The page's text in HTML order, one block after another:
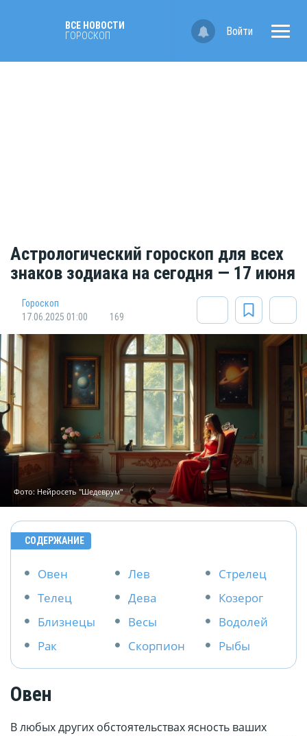
ВСЕ НОВОСТИ
ГОРОСКОП
Войти
Астрологический гороскоп для всех
знаков зодиака на сегодня — 17 июня
Гороскоп
17.06.2025 01:00
169
Фото: Нейросеть "Шедеврум"
СОДЕРЖАНИЕ
Овен
Телец
Близнецы
Рак
Лев
Дева
Весы
Скорпион
Стрелец
Козерог
Водолей
Рыбы
Овен
В любых других обстоятельствах ясность ваших